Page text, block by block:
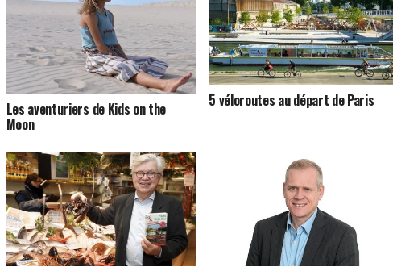
Les aventuriers de Kids on the
Moon
5 véloroutes au départ de Paris